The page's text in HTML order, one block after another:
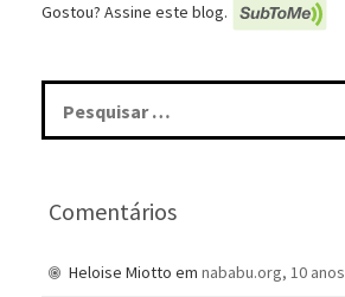
Gostou? Assine este blog.
Pesquisar
por:
Comentários
Heloise Miotto em nababu.org, 10 anos